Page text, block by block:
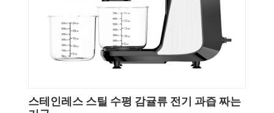
스테인레스 스틸 수평 감귤류 전기 과즙 짜는